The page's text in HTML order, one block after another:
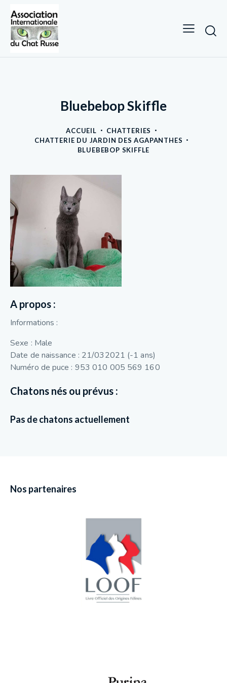
Bluebebop Skiffle
ACCUEIL
CHATTERIES
CHATTERIE DU JARDIN DES AGAPANTHES
BLUEBEBOP SKIFFLE
A propos :
Informations :
Sexe : Male
Date de naissance : 21/032021 (-1 ans)
Numéro de puce : 953 010 005 569 160
Chatons nés ou prévus :
Pas de chatons actuellement
Nos partenaires